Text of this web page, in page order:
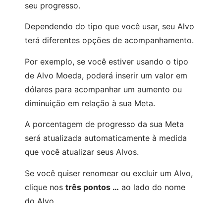
seu progresso.
Dependendo do tipo que você usar, seu Alvo
terá diferentes opções de acompanhamento.
Por exemplo, se você estiver usando o tipo
de Alvo Moeda, poderá inserir um valor em
dólares para acompanhar um aumento ou
diminuição em relação à sua Meta.
A porcentagem de progresso da sua Meta
será atualizada automaticamente à medida
que você atualizar seus Alvos.
Se você quiser renomear ou excluir um Alvo,
clique nos três pontos … ao lado do nome
do Alvo.